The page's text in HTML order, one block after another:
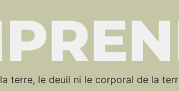
terre, le deuil ni le corporal de la